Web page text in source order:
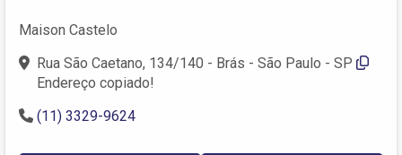
Maison Castelo
Rua São Caetano, 134/140 - Brás - São Paulo - SP
Endereço copiado!
(11) 3329-9624